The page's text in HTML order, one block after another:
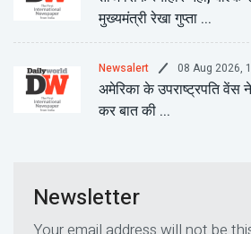
मुख्यमंत्री रेखा गुप्ता ...
Newsalert 08 Aug 2026,
अमेरिका के उपराष्ट्रपति वेंस
कर बात की ...
Newsletter